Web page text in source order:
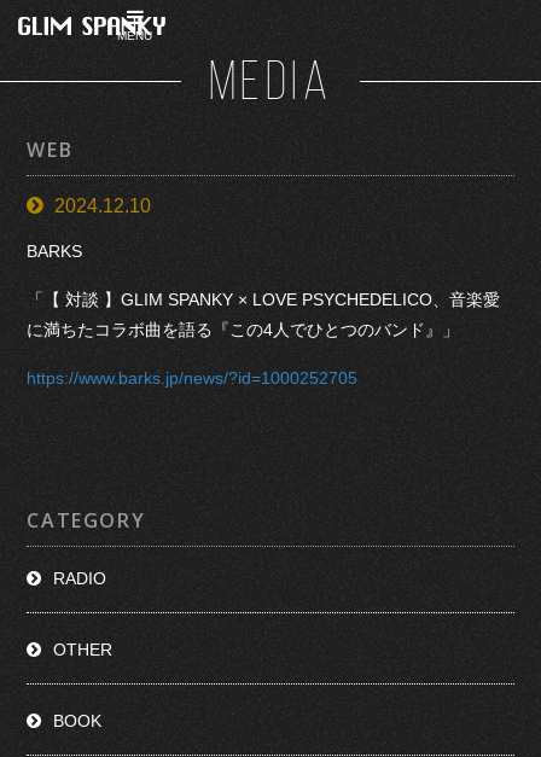
MENU
MEDIA
WEB
2024.12.10
BARKS
「【 対談 】GLIM SPANKY × LOVE PSYCHEDELICO、音楽愛
に満ちたコラボ曲を語る『この4人でひとつのバンド』」
https://www.barks.jp/news/?id=1000252705
CATEGORY
RADIO
OTHER
BOOK